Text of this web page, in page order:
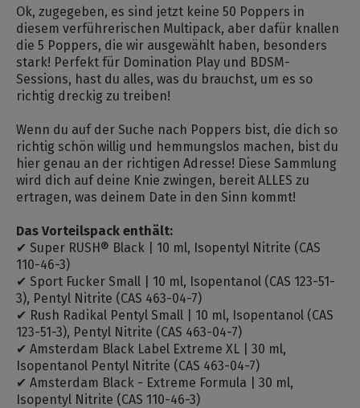
Ok, zugegeben, es sind jetzt keine 50 Poppers in
diesem verführerischen Multipack, aber dafür knallen
die 5 Poppers, die wir ausgewählt haben, besonders
stark! Perfekt für Domination Play und BDSM-
Sessions, hast du alles, was du brauchst, um es so
richtig dreckig zu treiben!
Wenn du auf der Suche nach Poppers bist, die dich so
richtig schön willig und hemmungslos machen, bist du
hier genau an der richtigen Adresse! Diese Sammlung
wird dich auf deine Knie zwingen, bereit ALLES zu
ertragen, was deinem Date in den Sinn kommt!
Das Vorteilspack enthält:
✔ Super RUSH® Black | 10 ml, Isopentyl Nitrite (CAS
110-46-3)
✔ Sport Fucker Small | 10 ml, Isopentanol (CAS 123-51-
3), Pentyl Nitrite (CAS 463-04-7)
✔ Rush Radikal Pentyl Small | 10 ml, Isopentanol (CAS
123-51-3), Pentyl Nitrite (CAS 463-04-7)
✔ Amsterdam Black Label Extreme XL | 30 ml,
Isopentanol Pentyl Nitrite (CAS 463-04-7)
✔ Amsterdam Black - Extreme Formula | 30 ml,
Isopentyl Nitrite (CAS 110-46-3)